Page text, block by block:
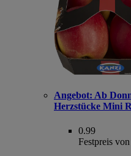
Angebot: Ab
Herzstücke Mini
0.99
Festpreis